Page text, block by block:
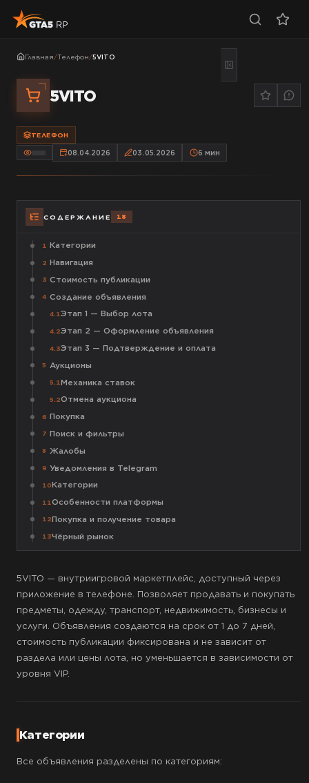
Главная/Телефон/5VITO
5VITO
ТЕЛЕФОН
08.04.2026 03.05.2026 6 мин
СОДЕРЖАНИЕ 18
1 Категории
2 Навигация
3 Стоимость публикации
4 Создание объявления
4.1Этап 1 — Выбор лота
4.2Этап 2 — Оформление объявления
4.3Этап 3 — Подтверждение и оплата
5 Аукционы
5.1Механика ставок
5.2Отмена аукциона
6 Покупка
7 Поиск и фильтры
8 Жалобы
9 Уведомления в Telegram
10Категории
11Особенности платформы
12Покупка и получение товара
13Чёрный рынок
5VITO — внутриигровой маркетплейс, доступный через
приложение в телефоне. Позволяет продавать и покупать
предметы, одежду, транспорт, недвижимость, бизнесы и
услуги. Объявления создаются на срок от 1 до 7 дней,
стоимость публикации фиксирована и не зависит от
раздела или цены лота, но уменьшается в зависимости от
уровня VIP.
Категории
Все объявления разделены по категориям: